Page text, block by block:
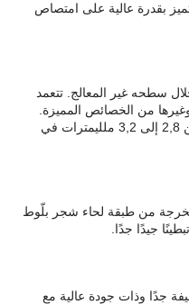
بقدرة عالية على امتصاص
سطحه غير المعالج. تتعمد
من الخصائص المميزة.
تستخدم بيركنستوك جلدًا قويًا بسُمك من 2,8 إلى 3,2 ملليمترات في
من طبقة لحاء شجر بلّوط
جيدًا جدًا.
جدًا وذات جودة عالية مع